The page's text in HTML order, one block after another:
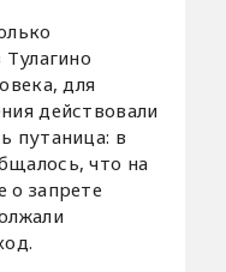
для
действовали
путаница: в
что на
о запрете